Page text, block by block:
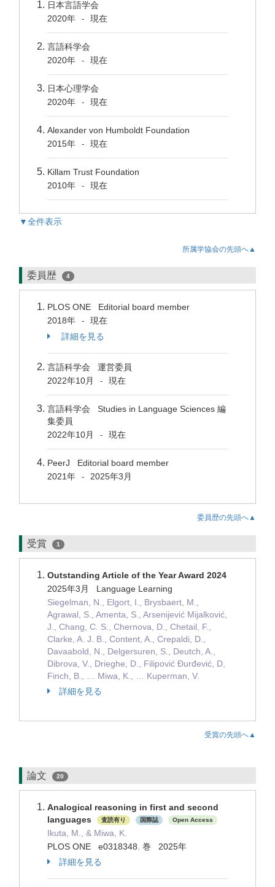
日本言語学会
2020年
- 現在
言語科学会
2020年
- 現在
日本心理学会
2020年
- 現在
Alexander von Humboldt Foundation
2015年
- 現在
Killam Trust Foundation
2010年
- 現在
▼全件表示
所属学協会の先頭へ▲
委員歴 4
PLOS ONE Editorial board member
2018年
-
現在
詳細を見る
言語科学会 運営委員
2022年10月
- 現在
言語科学会 Studies in Language Sciences 編
集委員
2022年10月
- 現在
PeerJ Editorial board member
2021年
- 2025年3月
委員歴の先頭へ▲
受賞 1
Outstanding Article of the Year Award 2024
2025年3月 Language Learning
Siegelman, N., Elgort, I., Brysbaert, M.,
Agrawal, S., Amenta, S., Arsenijević Mijalković,
J., Chang, C. S., Chernova, D., Chetail, F.,
Clarke, A. J. B., Content, A., Crepaldi, D.,
Davaabold, N., Delgersuren, S., Deutch, A.,
Dibrova, V., Drieghe, D., Filipović Đurđević, D,
Finch, B., … Miwa, K., … Kuperman, V.
詳細を見る
受賞の先頭へ▲
論文 20
Analogical reasoning in first and second
languages
査読有り 国際誌 Open Access
Ikuta, M., & Miwa, K.
PLOS ONE e0318348. 巻 2025年
詳細を見る